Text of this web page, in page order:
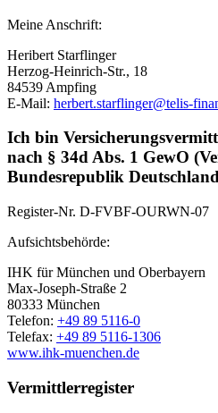
Meine Anschrift:
Heribert Starflinger
Herzog-Heinrich-Str., 18
84539 Ampfing
E-Mail: herbert.starflinger@telis-
Ich bin
nach § 34d Abs. 1 GewO
Bundesrepublik
Register-Nr. D-FVBF-OURWN-07
Aufsichtsbehörde:
IHK für München und Oberbayern
Max-Joseph-Straße 2
80333 München
Telefon: +49 89 5116-0
Telefax: +49 89 5116-1306
www.ihk-muenchen.de
Vermittlerregister